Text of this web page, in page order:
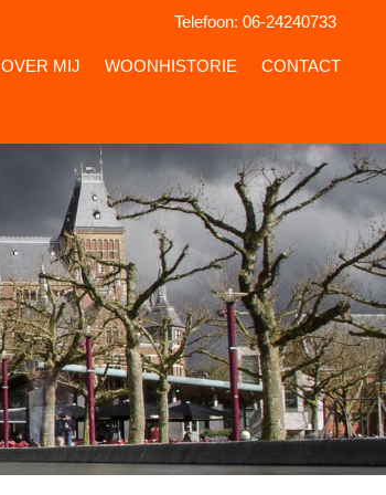
Telefoon: 06-24240733
OVER MIJ WOONHISTORIE CONTACT